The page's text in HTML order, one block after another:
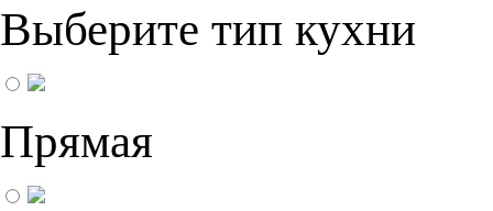
Выберите тип кухни
Прямая